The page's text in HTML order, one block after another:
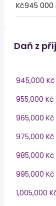
Kč945 000
Daň z
945,000 Kč
955,000 Kč
965,000 Kč
975,000 Kč
985,000 Kč
995,000 Kč
1,005,000